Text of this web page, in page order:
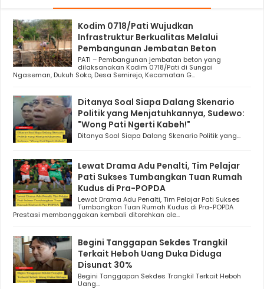
Kodim 0718/Pati Wujudkan
Infrastruktur Berkualitas Melalui
Pembangunan Jembatan Beton
PATI – Pembangunan jembatan beton yang
dilaksanakan Kodim 0718/Pati di Sungai
Ngaseman, Dukuh Soko, Desa Semirejo, Kecamatan G...
Ditanya Soal Siapa Dalang Skenario
Politik yang Menjatuhkannya, Sudewo:
"Wong Pati Ngerti Kabeh!"
Ditanya Soal Siapa Dalang Skenario Politik yang...
Lewat Drama Adu Penalti, Tim Pelajar
Pati Sukses Tumbangkan Tuan Rumah
Kudus di Pra-POPDA
Lewat Drama Adu Penalti, Tim Pelajar Pati Sukses
Tumbangkan Tuan Rumah Kudus di Pra-POPDA
Prestasi membanggakan kembali ditorehkan ole...
Begini Tanggapan Sekdes Trangkil
Terkait Heboh Uang Duka Diduga
Disunat 30%
Begini Tanggapan Sekdes Trangkil Terkait Heboh
Uang...